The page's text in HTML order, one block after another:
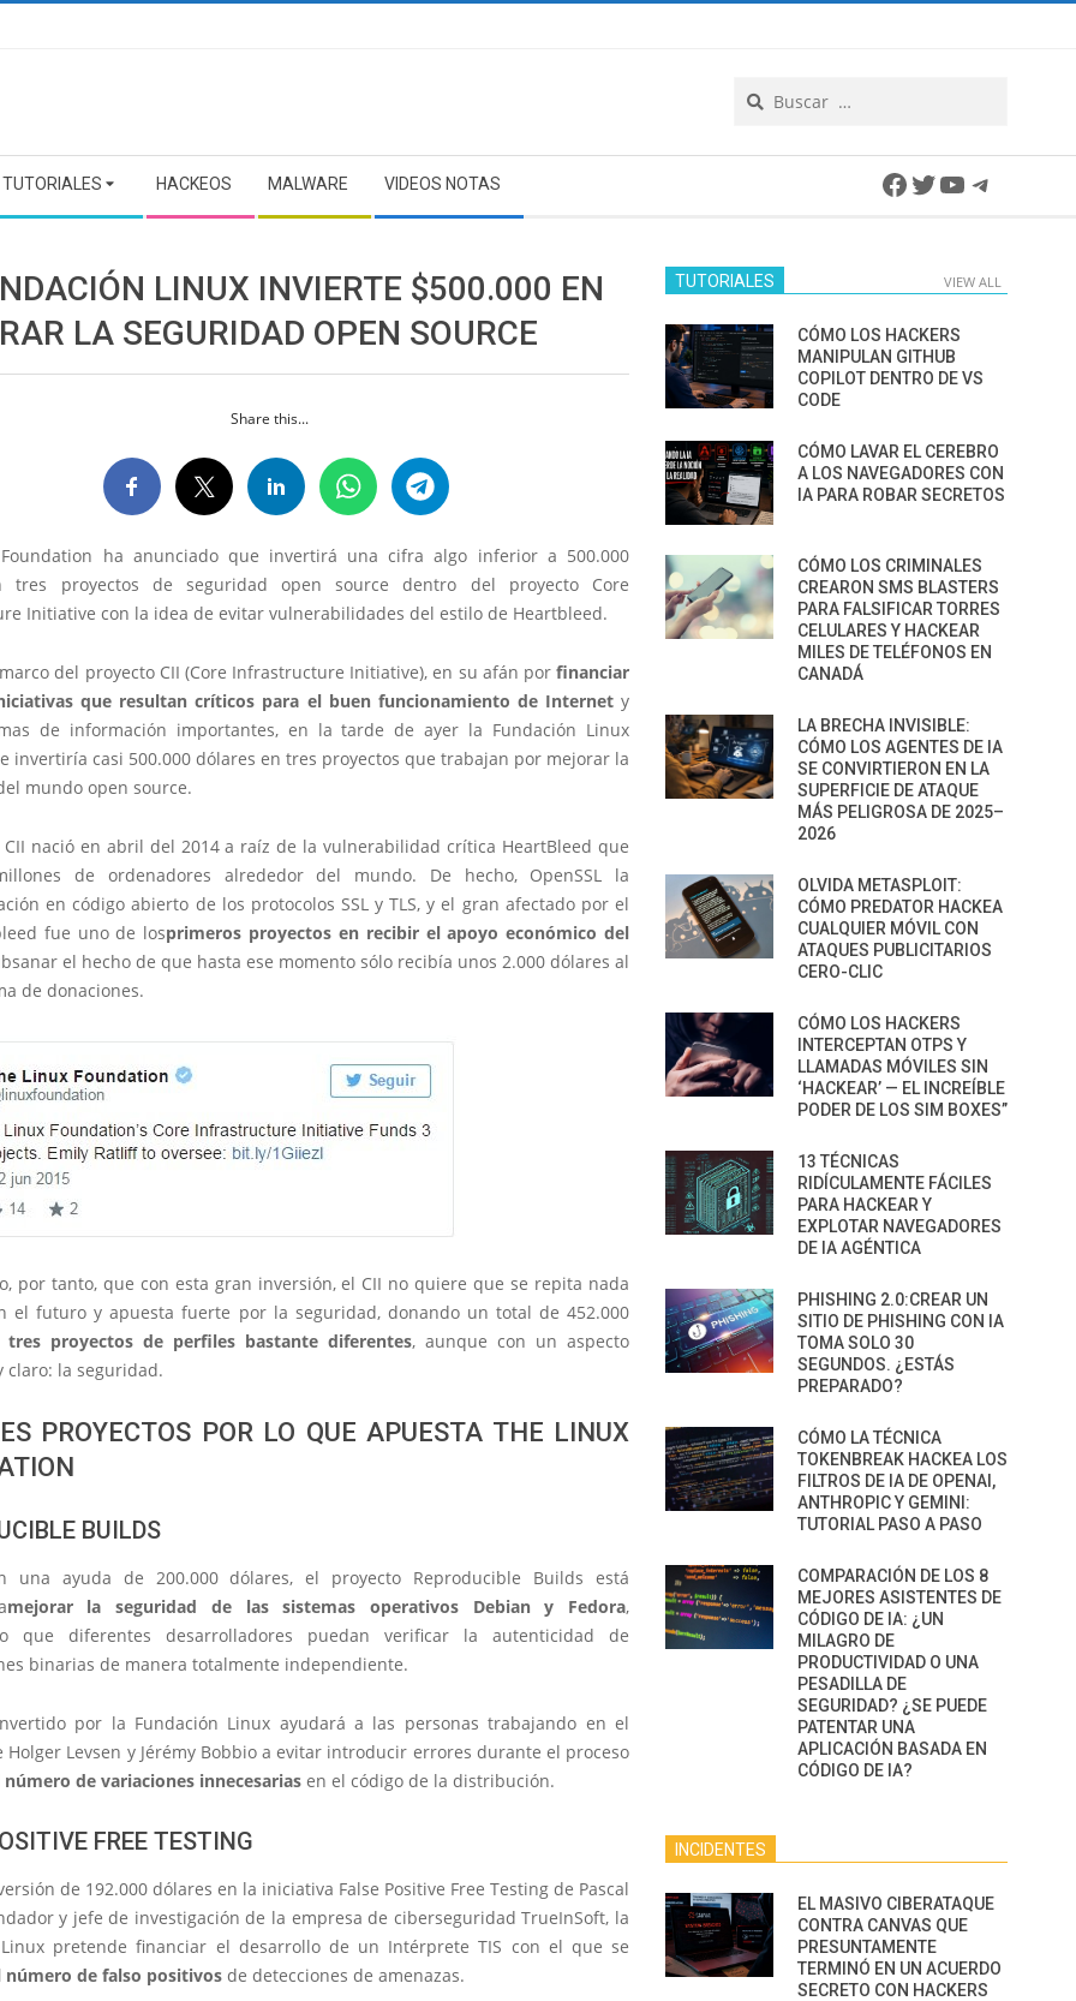
TUTORIALES HACKEOS MALWARE VIDEOS NOTAS Facebook
Twitter
YouTube
LINUX INVIERTE $500.000 EN
LA SEGURIDAD OPEN SOURCE
Share this...
ha anunciado que invertirá una cifra algo inferior a 500.000
tres proyectos de seguridad open source dentro del proyecto Core
Initiative con la idea de evitar vulnerabilidades del estilo de Heartbleed.
del proyecto CII (Core Infrastructure Initiative), en su afán por financiar
que resultan críticos para el buen funcionamiento de Internety
de información importantes, en la tarde de ayer la Fundación Linux
invertiría casi 500.000 dólares en tres proyectos que trabajan por mejorar la
mundo open source.
CII nació en abril del 2014 a raíz de la vulnerabilidad crítica HeartBleed que
de ordenadores alrededor del mundo. De hecho, OpenSSL la
en código abierto de los protocolos SSL y TLS, y el gran afectado por el
fue uno de losprimeros proyectos en recibir el apoyo económico del
el hecho de que hasta ese momento sólo recibía unos 2.000 dólares al
de donaciones.
por tanto, que con esta gran inversión, el CII no quiere que se repita nada
el futuro y apuesta fuerte por la seguridad, donando un total de 452.000
tres proyectos de perfiles bastante diferentes, aunque con un aspecto
claro: la seguridad.
PROYECTOS POR LO QUE APUESTA THE LINUX
BUILDS
una ayuda de 200.000 dólares, el proyecto Reproducible Builds está
mejorar la seguridad de las sistemas operativos Debian y Fedora,
que diferentes desarrolladores puedan verificar la autenticidad de
binarias de manera totalmente independiente.
por la Fundación Linux ayudará a las personas trabajando en el
Holger Levsen y Jérémy Bobbio a evitar introducir errores durante el proceso
de variaciones innecesarias en el código de la distribución.
FREE TESTING
de 192.000 dólares en la iniciativa False Positive Free Testing de Pascal
y jefe de investigación de la empresa de ciberseguridad TrueInSoft, la
Linux pretende financiar el desarrollo de un Intérprete TIS con el que se
número de falso positivos de detecciones de amenazas.
TUTORIALES VIEW ALL
CÓMO LOS HACKERS
MANIPULAN GITHUB
COPILOT DENTRO DE VS
CODE
CÓMO LAVAR EL CEREBRO
A LOS NAVEGADORES CON
IA PARA ROBAR SECRETOS
CÓMO LOS CRIMINALES
CREARON SMS BLASTERS
PARA FALSIFICAR TORRES
CELULARES Y HACKEAR
MILES DE TELÉFONOS EN
CANADÁ
LA BRECHA INVISIBLE:
CÓMO LOS AGENTES DE IA
SE CONVIRTIERON EN LA
SUPERFICIE DE ATAQUE
MÁS PELIGROSA DE 2025–
2026
OLVIDA METASPLOIT:
CÓMO PREDATOR HACKEA
CUALQUIER MÓVIL CON
ATAQUES PUBLICITARIOS
CERO-CLIC
CÓMO LOS HACKERS
INTERCEPTAN OTPS Y
LLAMADAS MÓVILES SIN
‘HACKEAR’ — EL INCREÍBLE
PODER DE LOS SIM BOXES”
13 TÉCNICAS
RIDÍCULAMENTE FÁCILES
PARA HACKEAR Y
EXPLOTAR NAVEGADORES
DE IA AGÉNTICA
PHISHING 2.0:CREAR UN
SITIO DE PHISHING CON IA
TOMA SOLO 30
SEGUNDOS. ¿ESTÁS
PREPARADO?
CÓMO LA TÉCNICA
TOKENBREAK HACKEA LOS
FILTROS DE IA DE OPENAI,
ANTHROPIC Y GEMINI:
TUTORIAL PASO A PASO
COMPARACIÓN DE LOS 8
MEJORES ASISTENTES DE
CÓDIGO DE IA: ¿UN
MILAGRO DE
PRODUCTIVIDAD O UNA
PESADILLA DE
SEGURIDAD? ¿SE PUEDE
PATENTAR UNA
APLICACIÓN BASADA EN
CÓDIGO DE IA?
INCIDENTES
EL MASIVO CIBERATAQUE
CONTRA CANVAS QUE
PRESUNTAMENTE
TERMINÓ EN UN ACUERDO
SECRETO CON HACKERS